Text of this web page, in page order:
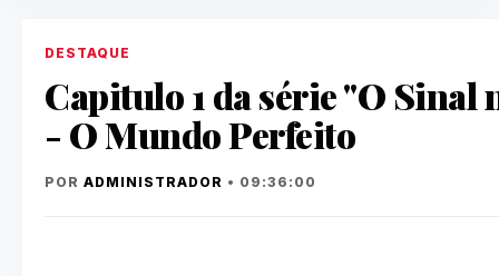
DESTAQUE
Capitulo 1 da série "O Sinal
- O Mundo Perfeito
POR ADMINISTRADOR • 09:36:00